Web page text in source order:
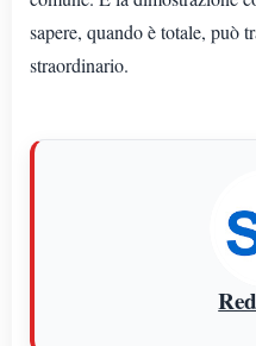
sapere, quando è totale, può
straordinario.